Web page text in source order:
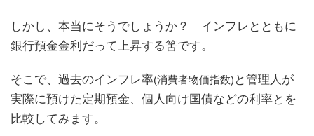
しかし、本当にそうでしょうか？ インフレとともに
銀行預金金利だって上昇する筈です。
そこで、過去のインフレ率(消費者物価指数) と管理人が
実際に預けた定期預金、個人向け国債などの利率とを
比較してみます。